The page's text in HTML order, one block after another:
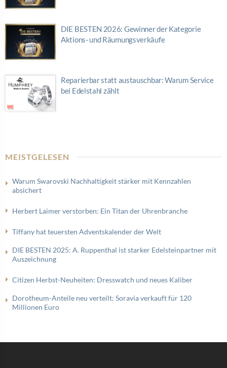
DIE BESTEN 2026: Gewinner der Kategorie
Aktions- und Räumungsverkäufe
Reparierbar statt austauschbar: Warum Service
bei Edelstahl zählt
MEISTGELESEN
Warum Swarovski Nachhaltigkeit stärker mit Kennzahlen
absichert
Herbert Laimer verstorben: Ein Titan der Uhrenbranche
Tiffany hat teuersten Adventskalender der Welt
DIE BESTEN 2025: A. Ruppenthal ist starker Edelsteinpartner mit
Auszeichnung
Citizen Herbst-Neuheiten: Dresswatch und neues Kaliber
Dorotheum-Anteile neu verteilt: Soravia verkauft für 120
Millionen Euro